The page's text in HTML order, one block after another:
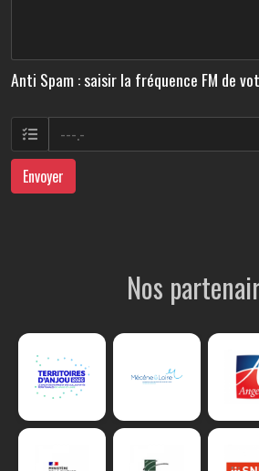
Anti Spam : saisir la fréquence FM de
Envoyer
Nos